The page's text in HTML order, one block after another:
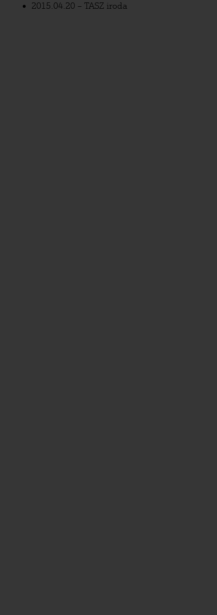
2015.04.20 – TASZ iroda